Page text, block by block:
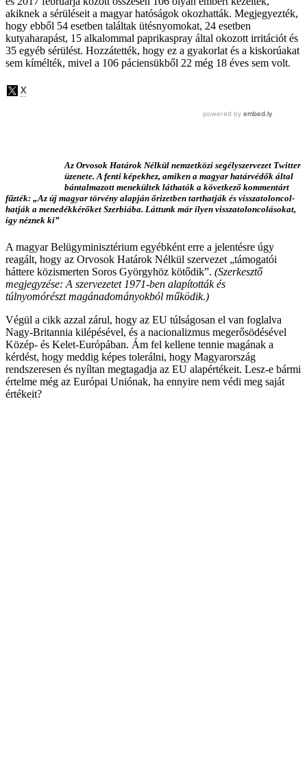
akiknek a sérüléseit a magyar hatóságok okozhatták. Megjegyezték,
hogy ebből 54 esetben találtak ütésnyomokat, 24 esetben
kutyaharapást, 15 alkalommal paprikaspray által okozott irritációt és
35 egyéb sérülést. Hozzátették, hogy ez a gyakorlat és a kiskorúakat
sem kímélték, mivel a 106 páciensükből 22 még 18 éves sem volt.
Az Orvosok Határok Nélkül nemzetközi segélyszervezet Twitter
üzenete. A fenti képekhez, amiken a magyar határvédők által
bántalmazott menekültek láthatók a következő kommentárt
fűzték: „Az új magyar törvény alapján őrizetben tarthatják és visszatoloncol-
hatják a menedékkérőket Szerbiába. Láttunk már ilyen visszatoloncolásokat,
így néznek ki”
A magyar Belügyminisztérium egyébként erre a jelentésre úgy
reagált, hogy az Orvosok Határok Nélkül szervezet „támogatói
háttere közismerten Soros Györgyhöz kötődik”. (Szerkesztő
megjegyzése: A szervezetet 1971-ben alapították és
túlnyomórészt magánadományokból működik.)
Végül a cikk azzal zárul, hogy az EU túlságosan el van foglalva
Nagy-Britannia kilépésével, és a nacionalizmus megerősödésével
Közép- és Kelet-Európában. Ám fel kellene tennie magának a
kérdést, hogy meddig képes tolerálni, hogy Magyarország
rendszeresen és nyíltan megtagadja az EU alapértékeit. Lesz-e bármi
értelme még az Európai Uniónak, ha ennyire nem védi meg saját
értékeit?